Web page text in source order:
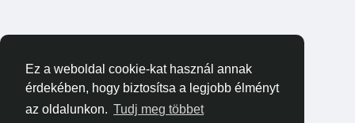
Ez a weboldal cookie-kat használ annak
érdekében, hogy biztosítsa a legjobb élményt
az oldalunkon. Tudj meg többet